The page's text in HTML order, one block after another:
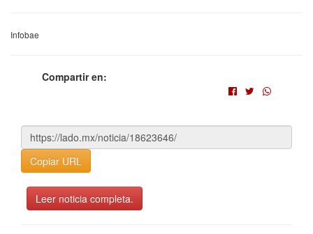
Infobae
Compartir en:
Copiar URL
Leer noticia completa.